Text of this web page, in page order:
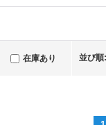
在庫あり 並び順: